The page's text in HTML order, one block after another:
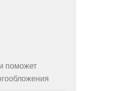
поможет